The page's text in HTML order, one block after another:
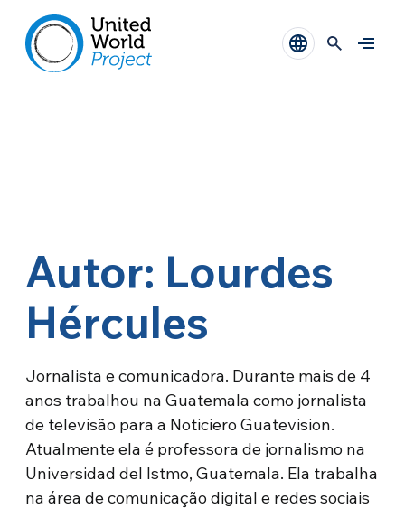
Autor: Lourdes
Hércules
Jornalista e comunicadora. Durante mais de 4
anos trabalhou na Guatemala como jornalista
de televisão para a Noticiero Guatevision.
Atualmente ela é professora de jornalismo na
Universidad del Istmo, Guatemala. Ela trabalha
na área de comunicação digital e redes sociais